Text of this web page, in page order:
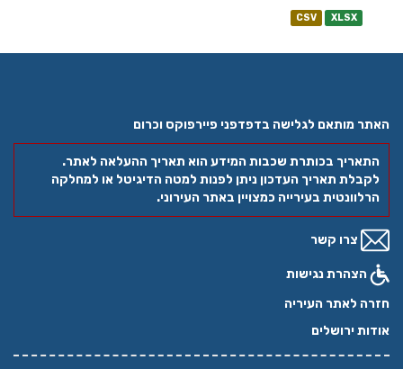
CSV XLSX
האתר מותאם לגלישה בדפדפני פיירפוקס וכרום
התאריך בכותרת שכבות המידע הוא תאריך ההעלאה לאתר.
לקבלת תאריך העדכון ניתן לפנות למטה הדיגיטל או למחלקה
הרלוונטית בעירייה כמצויין באתר העירוני.
צרו קשר
הצהרת נגישות
חזרה לאתר העיריה
אודות ירושלים